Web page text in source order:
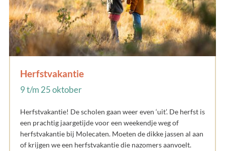
Herfstvakantie
9 t/m 25 oktober
Herfstvakantie! De scholen gaan weer even ‘uit’. De herfst is
een prachtig jaargetijde voor een weekendje weg of
herfstvakantie bij Molecaten. Moeten de dikke jassen al aan
of krijgen we een herfstvakantie die nazomers aanvoelt.